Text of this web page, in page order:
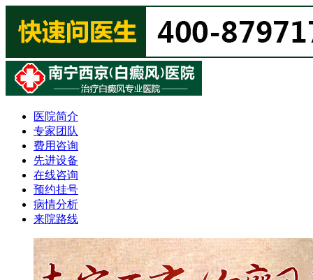
医院简介
专家团队
费用咨询
先进设备
在线咨询
预约挂号
病情分析
来院路线